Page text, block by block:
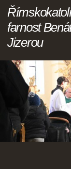
farnost
Jizerou